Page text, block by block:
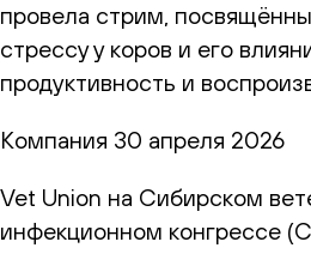
провела стрим,
стрессу у коров и его
продуктивность и
Компания 30 апреля 2026
Vet Union на Сибирском
инфекционном конгрессе